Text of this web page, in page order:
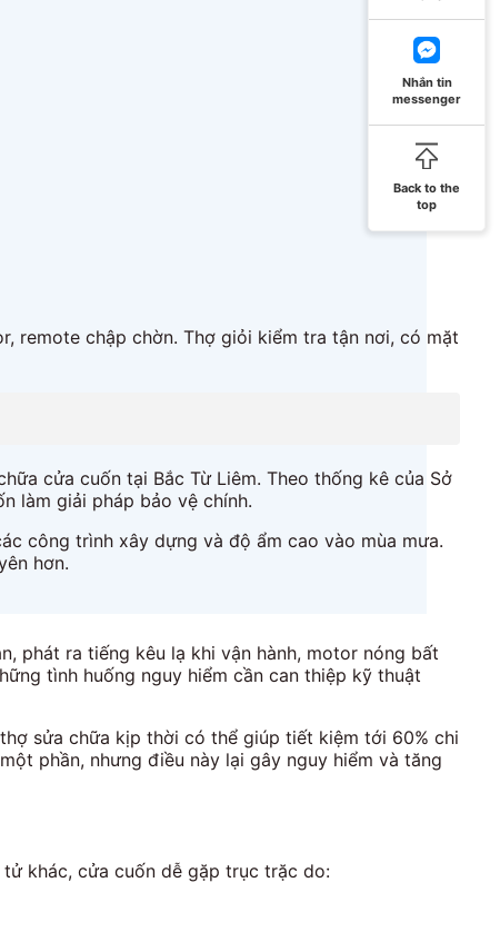
remote chập chờn. Thợ giỏi kiểm tra tận nơi, có mặt
cửa cuốn tại Bắc Từ Liêm. Theo thống kê của Sở
làm giải pháp bảo vệ chính.
công trình xây dựng và độ ẩm cao vào mùa mưa.
hơn.
phát ra tiếng kêu lạ khi vận hành, motor nóng bất
tình huống nguy hiểm cần can thiệp kỹ thuật
sửa chữa kịp thời có thể giúp tiết kiệm tới 60% chi
phần, nhưng điều này lại gây nguy hiểm và tăng
khác, cửa cuốn dễ gặp trục trặc do:
Nhắn tin
messenger
Back to the
top